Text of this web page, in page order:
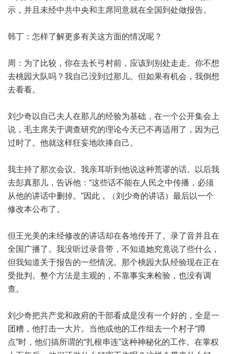
示，并且未经中共中央和主席同意就在全国到处做报告。
韩丁：怎样了解更多有关这方面的情况呢？
周：为了比较，你在去长弓村前，应该到别处走走。你不想
去桃园大队吗？我自己没到过那儿。但如果有机会，我倒想
去看看。
刘少奇以自己夫人在那儿的经验为基础，在一个公开集会上
说，毛主席关于调查研究的理论今天已不再适用了，因为已
过时了。他就这样狂妄地吹捧自己。
我主持了那次会议。我亲耳听到他说这种荒谬的话。以后我
去彭真那儿，告诉他：“这些话不能在人民之中传播，必须
从他的讲话中删掉。”因此，（刘少奇的讲话）最后以一个
修改本公布了。
但王光美的未经修改的讲话却在各地传开了。录了音并且在
全国广播了。我没听过录音带，不知道她究竟说了些什么，
但我知道关于报告的一些情况。那个桃园大队经验现在正在
受批判。整个方法是主观的，不靠事实来检验，也没有调
查。
刘少奇把共产党和政府的干部看成是没有一个好的，全是一
团糟，他打击一大片。当他或他的工作组去一个村子“蹲
点”时，他们搞所谓的“扎根串连”这种神秘化的工作。在掌权